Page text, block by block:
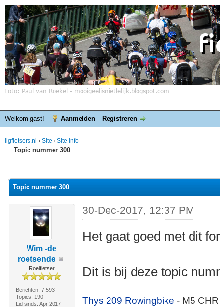
Welkom gast! Aanmelden Registreren
ligfietsers.nl › Site › Site info
Topic nummer 300
Topic nummer 300
Wim -de
roetsende
Roeifietser
Berichten: 7.593
Topics: 190
Lid sinds: Apr 2017
30-Dec-2017, 12:37 PM
Het gaat goed met dit
Dit is bij deze topic
Thys 209 Rowingbike- M5